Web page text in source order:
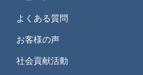
よくある質問
お客様の声
社会貢献活動